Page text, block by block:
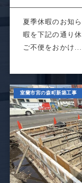
夏季休暇のお知
暇を下記の通り
ご不便をおかけ...
室蘭市宮の森町新築工事